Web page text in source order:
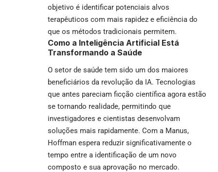
objetivo é identificar potenciais alvos
terapêuticos com mais rapidez e eficiência do
que os métodos tradicionais permitem.
Como a Inteligência Artificial Está
Transformando a Saúde
O setor de saúde tem sido um dos maiores
beneficiários da revolução da IA. Tecnologias
que antes pareciam ficção científica agora estão
se tornando realidade, permitindo que
investigadores e cientistas desenvolvam
soluções mais rapidamente. Com a Manus,
Hoffman espera reduzir significativamente o
tempo entre a identificação de um novo
composto e sua aprovação no mercado.